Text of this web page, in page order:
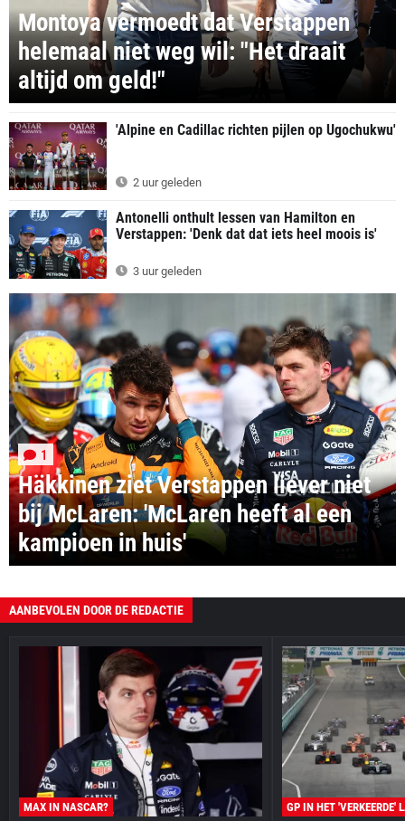
Montoya vermoedt dat Verstappen
helemaal niet weg wil: "Het draait
altijd om geld!"
'Alpine en Cadillac richten pijlen op Ugochukwu'
2 uur geleden
Antonelli onthult lessen van Hamilton en
Verstappen: 'Denk dat dat iets heel moois is'
3 uur geleden
Häkkinen ziet Verstappen liever niet
bij McLaren: 'McLaren heeft al een
kampioen in huis'
1
AANBEVOLEN DOOR DE REDACTIE
MAX IN NASCAR? GP IN HET 'VERKEERDE'